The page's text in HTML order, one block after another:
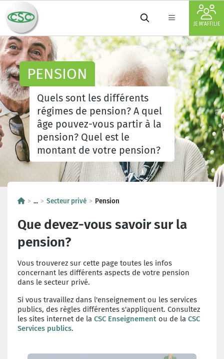
JE M'AFFILIE
PENSION
Quels sont les différents
régimes de pension? A quel
âge pouvez-vous partir à la
pension? Quel est le
montant de votre pension?
... Secteur privé Pension
Que devez-vous savoir sur la
pension?
Vous trouverez sur cette page toutes les infos
concernant les différents aspects de votre pension
dans le secteur privé.
Si vous travaillez dans l'enseignement ou les services
publics, des règles différentes s'appliquent. Consultez
les sites internet de la CSC Enseignement ou de la CSC
Services publics.